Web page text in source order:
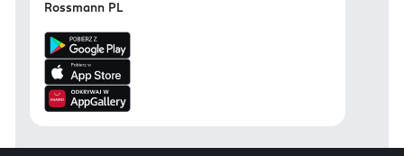
Rossmann PL